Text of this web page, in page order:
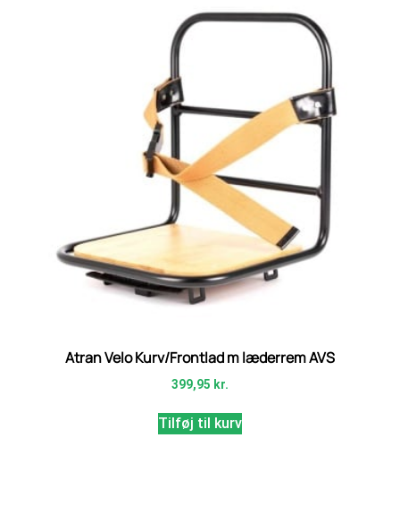
Atran Velo Kurv/Frontlad m læderrem AVS
399,95 kr.
Tilføj til kurv